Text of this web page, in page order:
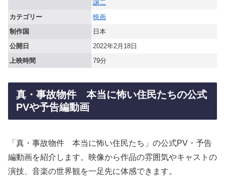
譲二
カテゴリー
映画
制作国
日本
公開日
2022年2月18日
上映時間
79分
真・事故物件 本当に怖い住民たちの公式
PVや予告編動画
「真・事故物件 本当に怖い住民たち」の公式PV・予告
編動画を紹介します。映像から作品の雰囲気やキャストの
演技、音楽の世界観を一足先に体感できます。